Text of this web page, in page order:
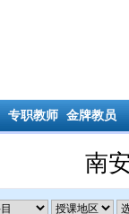
专职教师 金牌教员
南